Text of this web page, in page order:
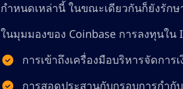
กำหนดเหล่านี้ ในขณะเดียวกันก็ยังรัก
ในมุมมองของ Coinbase การลงทุนใน
การเข้าถึงเครื่องมือบริหารจัดกา
การสอดประสานกับกรอบการกำ